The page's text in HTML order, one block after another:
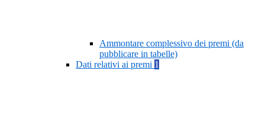
Ammontare complessivo dei premi (da
pubblicare in tabelle)
Dati relativi ai premi 1